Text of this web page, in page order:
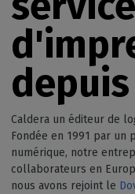
depuis
Caldera un éditeur de
Fondée en 1991 par un
numérique, notre
collaborateurs en
nous avons rejoint le